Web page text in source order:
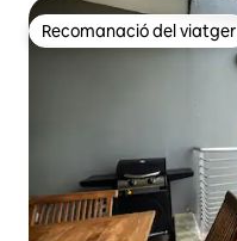
Recomanació del viatger
Recomanació del viatger